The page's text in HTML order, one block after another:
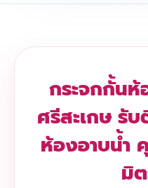
กระจกกั้นห้
ศรีสะเกษ รั
ห้องอาบน้ำ
มิ